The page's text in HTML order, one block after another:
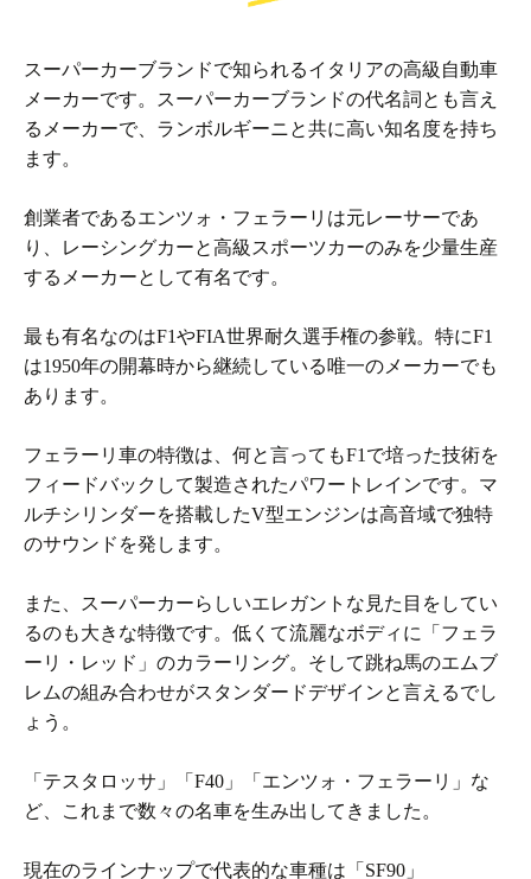
スーパーカーブランドで知られるイタリアの高級自動車
メーカーです。スーパーカーブランドの代名詞とも言え
るメーカーで、ランボルギーニと共に高い知名度を持ち
ます。
創業者であるエンツォ・フェラーリは元レーサーであ
り、レーシングカーと高級スポーツカーのみを少量生産
するメーカーとして有名です。
最も有名なのはF1やFIA世界耐久選手権の参戦。特にF1
は1950年の開幕時から継続している唯一のメーカーでも
あります。
フェラーリ車の特徴は、何と言ってもF1で培った技術を
フィードバックして製造されたパワートレインです。マ
ルチシリンダーを搭載したV型エンジンは高音域で独特
のサウンドを発します。
また、スーパーカーらしいエレガントな見た目をしてい
るのも大きな特徴です。低くて流麗なボディに「フェラ
ーリ・レッド」のカラーリング。そして跳ね馬のエムブ
レムの組み合わせがスタンダードデザインと言えるでし
ょう。
「テスタロッサ」「F40」「エンツォ・フェラーリ」な
ど、これまで数々の名車を生み出してきました。
現在のラインナップで代表的な車種は「SF90」